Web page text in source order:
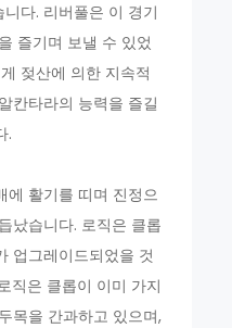
다. 리버풀은 이 경기
즐기며 보낼 수 있었
젖산에 의한 지속적
칸타라의 능력을 즐길
.
에 활기를 띠며 진정으
났습니다. 로직은 클롭
업그레이드되었을 것
직은 클롭이 이미 가지
목을 간과하고 있으며,